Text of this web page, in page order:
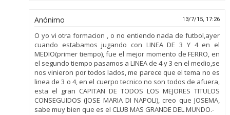
Anónimo 13/7/15, 17:26
O yo vi otra formacion , o no entiendo nada de futbol,ayer
cuando estabamos jugando con LINEA DE 3 Y 4 en el
MEDIO(primer tiempo), fue el mejor momento de FERRO, en
el segundo tiempo pasamos a LINEA de 4 y 3 en el medio,se
nos vinieron por todos lados, me parece que el tema no es
linea de 3 o 4, en el cuerpo tecnico no son todos de afuera,
esta el gran CAPITAN DE TODOS LOS MEJORES TITULOS
CONSEGUIDOS (JOSE MARIA DI NAPOLI), creo que JOSEMA,
sabe muy bien que es el CLUB MAS GRANDE DEL MUNDO.-